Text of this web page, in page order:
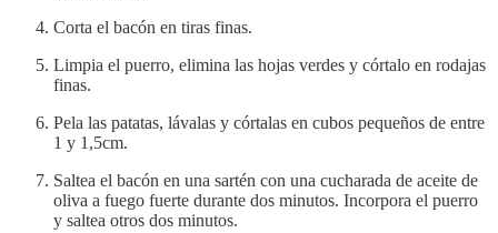
Corta el bacón en tiras finas.
Limpia el puerro, elimina las hojas verdes y córtalo en rodajas
finas.
Pela las patatas, lávalas y córtalas en cubos pequeños de entre
1 y 1,5cm.
Saltea el bacón en una sartén con una cucharada de aceite de
oliva a fuego fuerte durante dos minutos. Incorpora el puerro
y saltea otros dos minutos.